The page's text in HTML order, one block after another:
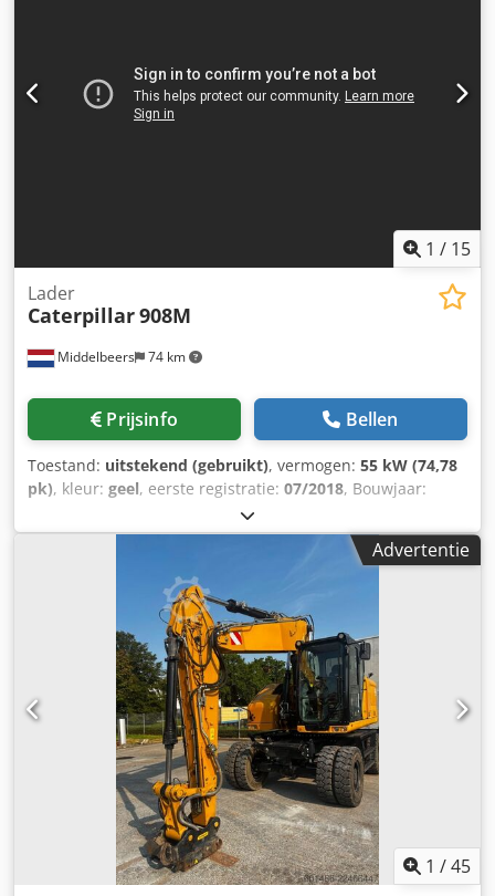
1 / 15
Middelbeers 74 km
Lader
Caterpillar908M
Prijsinfo Bellen
Toestand: uitstekend (gebruikt), vermogen: 55 kW (74,78
pk), kleur: geel, eerste registratie: 07/2018, Bouwjaar:
, Uitrusting:
cabine, Bouwjaar: 2018 Aantal cilinders: 3 Leeggewicht:
6.460 kg Aantal kleppen: 3 CE-markering: ja Technische
staat: zeer goed Optische staat: zeer goed Prijs: op
aanvraag Serienummer: CAT0908MAH8803391 Dsdpfx
Ansy A Tn Hjveck = Verdere opties en toebehoren = - 3e
ventiel - Gesloten cabine - Centrale smering
Advertentie
1 /45